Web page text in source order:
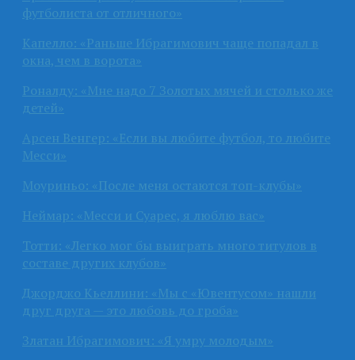
футболиста от отличного»
Капелло: «Раньше Ибрагимович чаще попадал в
окна, чем в ворота»
Роналду: «Мне надо 7 Золотых мячей и столько же
детей»
Арсен Венгер: «Если вы любите футбол, то любите
Месси»
Моуриньо: «После меня остаются топ-клубы»
Неймар: «Месси и Суарес, я люблю вас»
Тотти: «Легко мог бы выиграть много титулов в
составе других клубов»
Джорджо Кьеллини: «Мы с «Ювентусом» нашли
друг друга — это любовь до гроба»
Златан Ибрагимович: «Я умру молодым»